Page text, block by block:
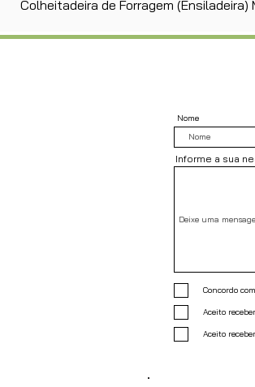
Colheitadeira de Forragem (Ensiladeira)
Nome
Informe a sua
Concordo
Aceito
Aceito